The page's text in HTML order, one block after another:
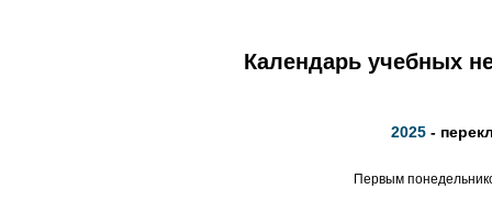
Календарь учебных
2025 -
Первым